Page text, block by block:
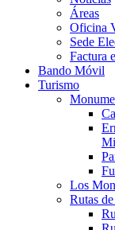
Áreas
Oficina
Sede
Factura
Bando Móvil
Turismo
Los
Rutas